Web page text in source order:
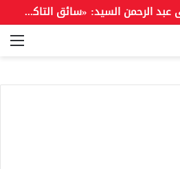
عباس شومان يرد على عبد الرحمن السيد: «سائق التاكسي في مصر أحب إلينا من ناكري الجميل أمثالك»